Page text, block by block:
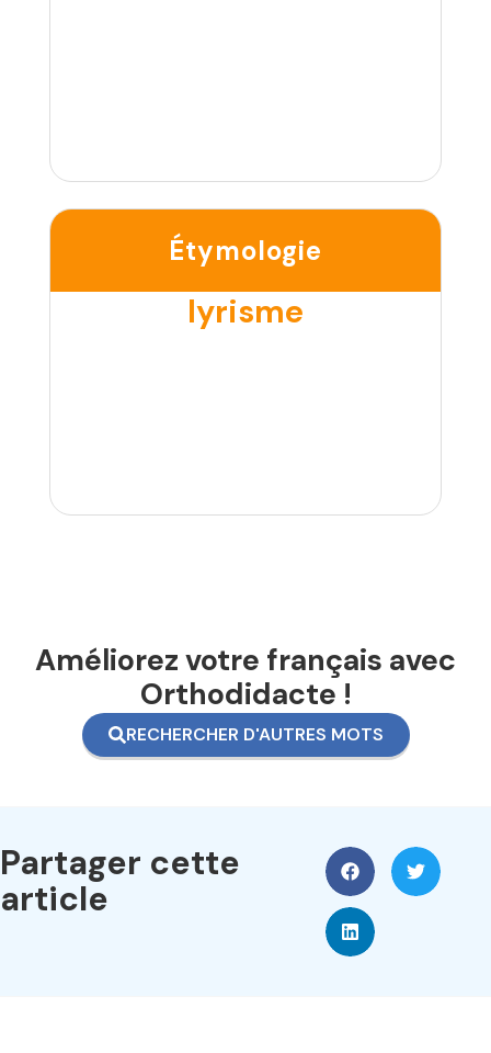
Étymologie
lyrisme
Améliorez votre français avec
Orthodidacte !
RECHERCHER D'AUTRES MOTS
Partager cette
article